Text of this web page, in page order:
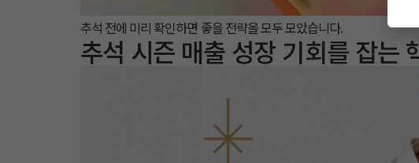
추석 전에 미리 확인하면 좋을 전략을 모두 모았습니다.
추석 시즌 매출 성장 기회를 잡는